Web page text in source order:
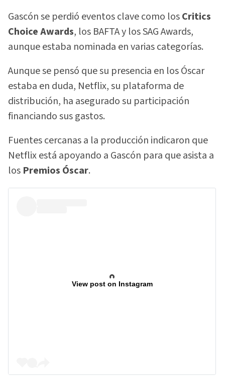
Gascón se perdió eventos clave como losCritics
Choice Awards, los BAFTA y los SAG Awards,
aunque estaba nominada en varias categorías.
Aunque se pensó que su presencia en los Óscar
estaba en duda, Netflix, su plataforma de
distribución, ha asegurado su participación
financiando sus gastos.
Fuentes cercanas a la producción indicaron que
Netflix está apoyando a Gascón para que asista a
los Premios Óscar.
View post on Instagram